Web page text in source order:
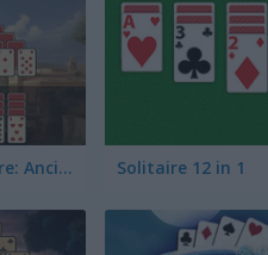
Pyramid Solitaire: Ancient Rome Solitaire 12 in 1